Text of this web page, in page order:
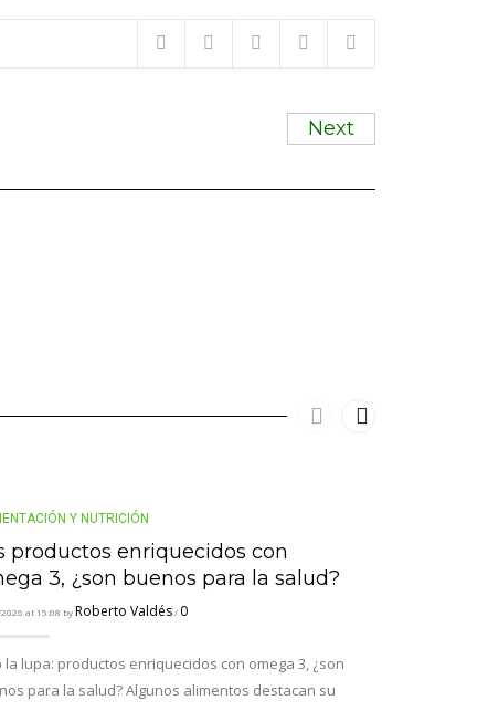
Next
Y NUTRICIÓN
productos enriquecidos con
3, ¿son buenos para la salud?
at 15:08 byRoberto Valdés/ 0
la lupa: productos enriquecidos con omega 3, ¿son
para la salud? Algunos alimentos destacan su